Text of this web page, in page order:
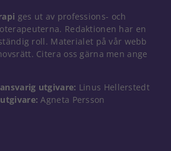
ges ut av professions- och
Redaktionen har en
roll. Materialet på vår webb
Citera oss gärna men ange
utgivare: Linus Hellerstedt
Agneta Persson
Nödvändiga